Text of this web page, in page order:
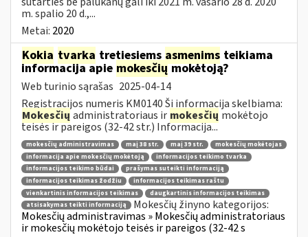
m. spalio 20 d.,...
Metai: 2020
Kokia tvarka tretiesiems asmenims teikiama
informacija apie mokesčiųmokėtoją?
Web turinio sąrašas 2025-04-14
Registracijos numeris KM0140 Ši informacija skelbiama:
Mokesčių administratoriaus ir mokesčių mokėtojo
teisės ir pareigos (32-42 str.) Informacija...
mokesčių administravimas maį 38 str. maį 39 str.
mokesčių mokėtojas
informacija apie mokesčių mokėtoją
informacijos teikimo tvarka
informacijos teikimo būdai
prašymas suteikti informaciją
informacijos teikimas žodžiu
informacijos teikimas raštu
vienkartinis informacijos teikimas
daugkartinis informacijos teikimas
atsisakymas teikti informaciją
Mokesčių žinyno kategorijos:
Mokesčių administravimas » Mokesčių administratoriaus
ir mokesčių mokėtojo teisės ir pareigos (32-42 s